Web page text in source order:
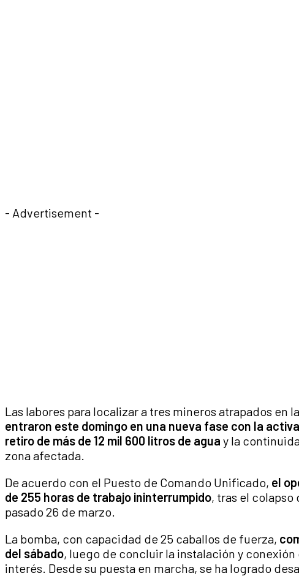
- Advertisement -
Las labores para localizar a tres mineros atrapados en
entraron este domingo en una nueva fase con la
retiro de más de 12 mil 600 litros de agua y la
zona afectada.
De acuerdo con el Puesto de Comando Unificado, el
de 255 horas de trabajo ininterrumpido, tras el colapso
pasado 26 de marzo.
La bomba, con capacidad de 25 caballos de fuerza,
del sábado, luego de concluir la instalación y
interés. Desde su puesta en marcha, se ha logrado